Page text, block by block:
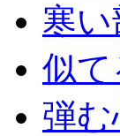
寒い
似て
弾む